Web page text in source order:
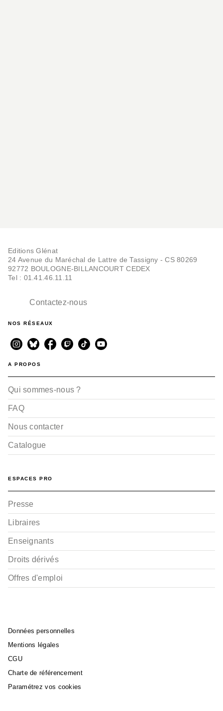
histoires des Castors
BD TOUT-PUBLIC ET PATRIMONIALE
Mes nouvelles plus
belles histoires de Noël
Les plus belles
histoires des Castors
Editions Glénat
24 Avenue du Maréchal de Lattre de Tassigny - CS 80269
92772 BOULOGNE-BILLANCOURT CEDEX
Tel : 01.41.46.11.11
Contactez-nous
NOS RÉSEAUX
A PROPOS
Qui sommes-nous ?
FAQ
Nous contacter
Catalogue
ESPACES PRO
Presse
Libraires
Enseignants
Droits dérivés
Offres d'emploi
Données personnelles
Mentions légales
CGU
Charte de référencement
Paramétrez vos cookies